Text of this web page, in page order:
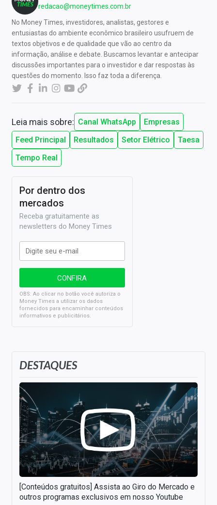
redacao@moneytimes.com.br
No Money Times, investidores, analistas, gestores e
entusiastas do ambiente econômico brasileiro usufruem de
textos objetivos e de qualidade que vão ao centro da
informação, análise e debate. Buscamos levantar e antecipar
discussões importantes para o investidor e dar respostas às
questões do momento. Isso faz toda a diferença.
Leia mais sobre: Canal WhatsApp
Empresas
Feed Principal
Resultados Setor Elétrico
Taesa
Tempo Real
DESTAQUES
[Conteúdos gratuitos] Assista ao Giro do Mercado e
outros programas exclusivos em nosso Youtube
Por dentro dos
mercados
Receba gratuitamente as
newsletters do Money Times
OBS: Ao clicar no botão você autoriza o
Money Times a utilizar os dados
fornecidos para encaminhar conteúdos
informativos e publicitários.